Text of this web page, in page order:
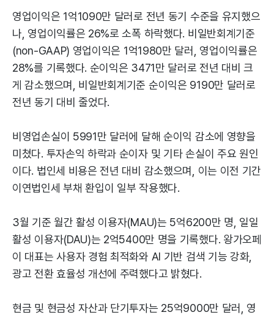
영업이익은 1억1090만 달러로 전년 동기 수준을 유지했으
나, 영업이익률은 26%로 소폭 하락했다. 비일반회계기준
(non-GAAP) 영업이익은 1억1980만 달러, 영업이익률은
28%를 기록했다. 순이익은 3471만 달러로 전년 대비 크
게 감소했으며, 비일반회계기준 순이익은 9190만 달러로
전년 동기 대비 줄었다.
비영업손실이 5991만 달러에 달해 순이익 감소에 영향을
미쳤다. 투자손익 하락과 순이자 및 기타 손실이 주요 원인
이다. 법인세 비용은 전년 대비 감소했으며, 이는 이전 기간
이연법인세 부채 환입이 일부 작용했다.
3월 기준 월간 활성 이용자(MAU)는 5억6200만 명, 일일
활성 이용자(DAU)는 2억5400만 명을 기록했다. 왕가오페
이 대표는 사용자 경험 최적화와 AI 기반 검색 기능 강화,
광고 전환 효율성 개선에 주력했다고 밝혔다.
현금 및 현금성 자산과 단기투자는 25억9000만 달러, 영